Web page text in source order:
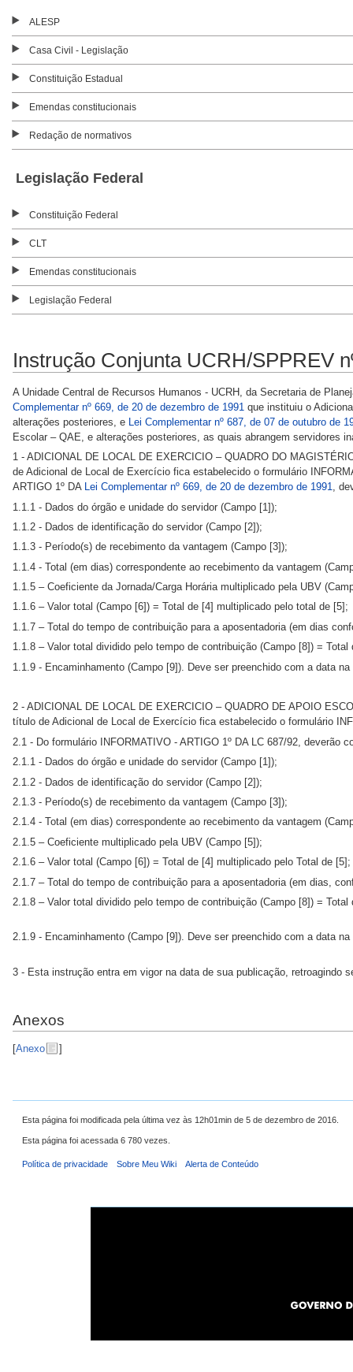
ALESP
Casa Civil - Legislação
Constituição Estadual
Emendas constitucionais
Redação de normativos
Legislação Federal
Constituição Federal
CLT
Emendas constitucionais
Legislação Federal
Instrução Conjunta UCRH/SPPREV
A Unidade Central de Recursos Humanos - UCRH, da Secretaria de
Complementar nº 669, de 20 de dezembro de 1991 que instituiu o
alterações posteriores, e Lei Complementar nº 687, de 07 de outubro de
Escolar – QAE, e alterações posteriores, as quais abrangem servidores
1 - ADICIONAL DE LOCAL DE EXERCICIO – QUADRO DO
de Adicional de Local de Exercício fica estabelecido o formulário
ARTIGO 1º DA Lei Complementar nº 669, de 20 de dezembro de 1991,
1.1.1 - Dados do órgão e unidade do servidor (Campo [1]);
1.1.2 - Dados de identificação do servidor (Campo [2]);
1.1.3 - Período(s) de recebimento da vantagem (Campo [3]);
1.1.4 - Total (em dias) correspondente ao recebimento da vantagem
1.1.5 – Coeficiente da Jornada/Carga Horária multiplicado pela UBV
1.1.6 – Valor total (Campo [6]) = Total de [4] multiplicado pelo total de [5];
1.1.7 – Total do tempo de contribuição para a aposentadoria (em dias
1.1.8 – Valor total dividido pelo tempo de contribuição (Campo [8]) =
1.1.9 - Encaminhamento (Campo [9]). Deve ser preenchido com a data
2 - ADICIONAL DE LOCAL DE EXERCICIO – QUADRO DE APOIO
título de Adicional de Local de Exercício fica estabelecido o formulário
2.1 - Do formulário INFORMATIVO - ARTIGO 1º DA LC 687/92, deverão
2.1.1 - Dados do órgão e unidade do servidor (Campo [1]);
2.1.2 - Dados de identificação do servidor (Campo [2]);
2.1.3 - Período(s) de recebimento da vantagem (Campo [3]);
2.1.4 - Total (em dias) correspondente ao recebimento da vantagem
2.1.5 – Coeficiente multiplicado pela UBV (Campo [5]);
2.1.6 – Valor total (Campo [6]) = Total de [4] multiplicado pelo Total de [5];
2.1.7 – Total do tempo de contribuição para a aposentadoria (em dias,
2.1.8 – Valor total dividido pelo tempo de contribuição (Campo [8]) =
2.1.9 - Encaminhamento (Campo [9]). Deve ser preenchido com a data
3 - Esta instrução entra em vigor na data de sua publicação, retroagindo
Anexos
[Anexo ]
Esta página foi modificada pela última vez às 12h01min de 5 de dezembro de 2016.
Esta página foi acessada 6 780 vezes.
Política de privacidade Sobre Meu Wiki Alerta de Conteúdo